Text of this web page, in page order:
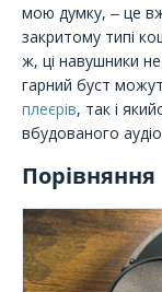
мою думку, ‒ це
закритому типі
ж, ці навушники
гарний буст
плеєрів, так і
вбудованого
Порівняння